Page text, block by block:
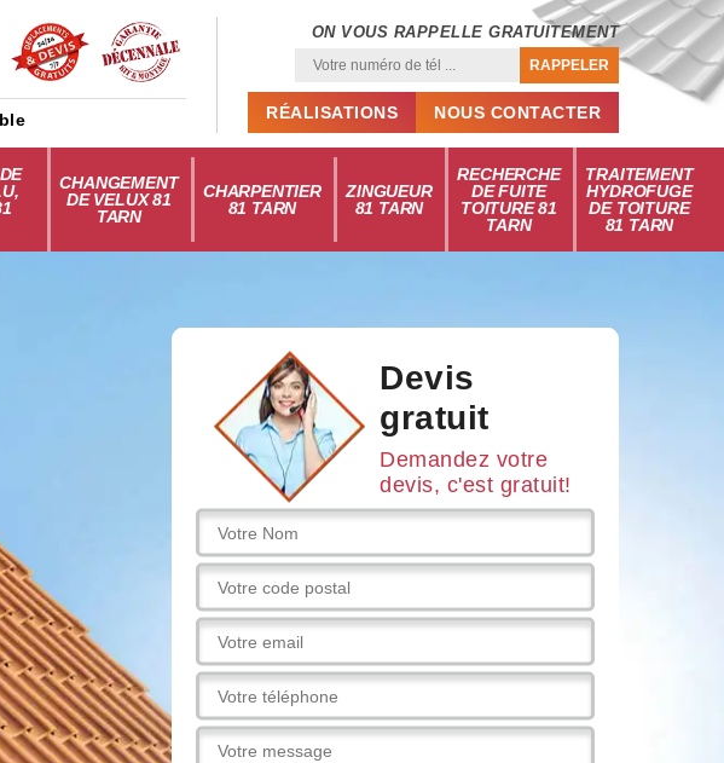
ON VOUS RAPPELLE GRATUITEMENT
RÉALISATIONS NOUS CONTACTER
CHANGEMENT
DE VELUX 81
TARN
CHARPENTIER
81 TARN
ZINGUEUR
81 TARN
RECHERCHE
DE FUITE
TOITURE 81
TARN
TRAITEMENT
HYDROFUGE
DE TOITURE
81 TARN
Devis
gratuit
Demandez votre
devis, c'est gratuit!